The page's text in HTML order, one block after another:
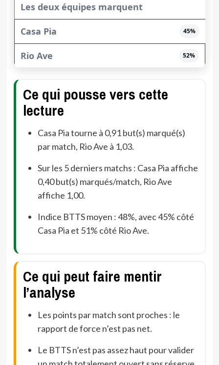
Les deux équipes marquent
45%
52%
Ce qui pousse vers cette
lecture
Casa Pia tourne à 0,91 but(s) marqué(s)
par match, Rio Ave à 1,03.
Sur les 5 derniers matchs : Casa Pia affiche
0,40 but(s) marqués/match, Rio Ave
affiche 1,00.
Indice BTTS moyen : 48%, avec 45% côté
Casa Pia et 51% côté Rio Ave.
Ce qui peut faire mentir
l’analyse
Les points par match sont proches : le
rapport de force n’est pas net.
Le BTTS n’est pas assez haut pour valider